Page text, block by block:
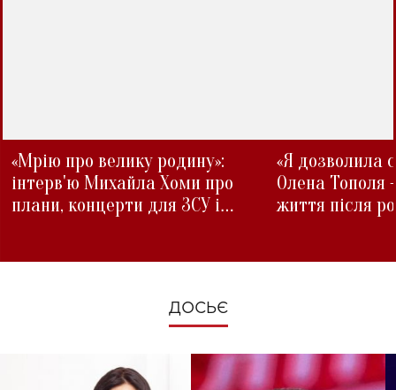
«Мрію про велику родину»:
інтерв'ю Михайла Хоми про
плани, концерти для ЗСУ і
«Я дозволила
Олена Тополя
життя після
ДОСЬЄ